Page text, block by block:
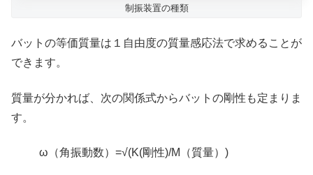
制振装置の種類
バットの等価質量は１自由度の質量感応法で求めることが
できます。
質量が分かれば、次の関係式からバットの剛性も定まりま
す。
ω（角振動数）=√(K(剛性)/M（質量）)